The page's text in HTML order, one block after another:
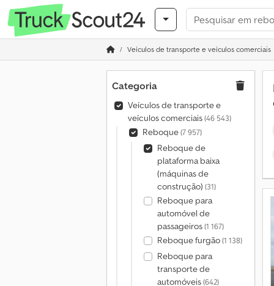
Veículos de transporte e veículos comerciais
Categoria
Veículos de transporte e
veículos comerciais(46 543)
Reboque(7 957)
Reboque de
plataforma baixa
(máquinas de
construção) (31)
Reboque para
automóvel de
passageiros(1 167)
Reboque furgão(1 138)
Reboque para
transporte de
automóveis(642)